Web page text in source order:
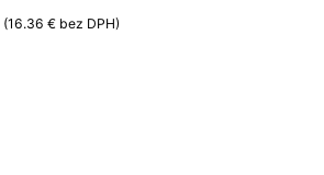
(16.36 € bez DPH)